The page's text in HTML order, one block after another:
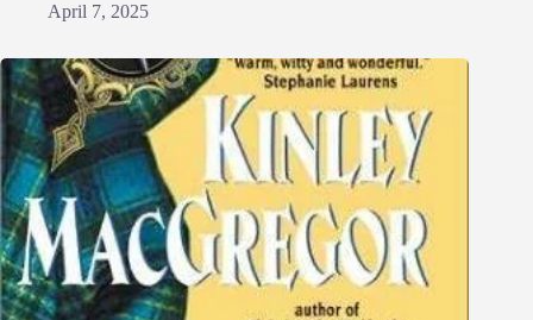
April 7, 2025